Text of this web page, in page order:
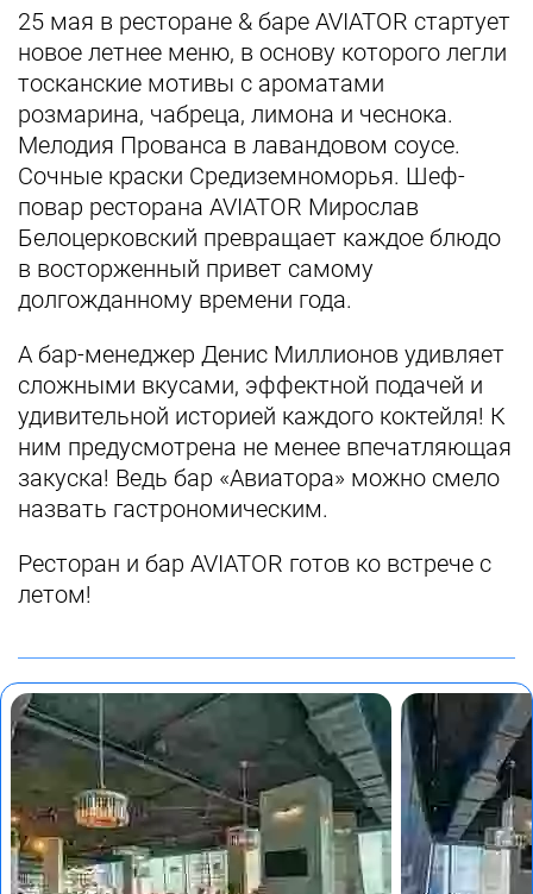
25 мая в ресторане & баре AVIATOR стартует
новое летнее меню, в основу которого легли
тосканские мотивы с ароматами
розмарина, чабреца, лимона и чеснока.
Мелодия Прованса в лавандовом соусе.
Сочные краски Средиземноморья. Шеф-
повар ресторана AVIATOR Мирослав
Белоцерковский превращает каждое блюдо
в восторженный привет самому
долгожданному времени года.
А бар-менеджер Денис Миллионов удивляет
сложными вкусами, эффектной подачей и
удивительной историей каждого коктейля! К
ним предусмотрена не менее впечатляющая
закуска! Ведь бар «Авиатора» можно смело
назвать гастрономическим.
Ресторан и бар AVIATOR готов ко встрече с
летом!